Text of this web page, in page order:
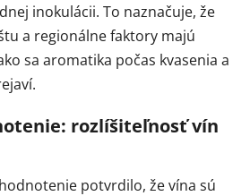
inokulácii. To naznačuje, že
a regionálne faktory majú
sa aromatika počas kvasenia a
rozlíšiteľnosť vín
potvrdilo, že vína sú